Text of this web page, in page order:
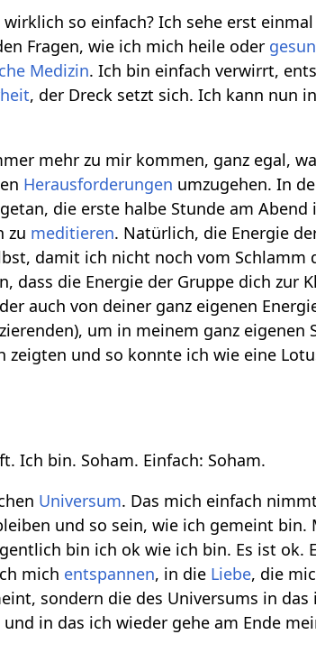
so einfach? Ich sehe erst
Fragen, wie ich mich heile oder
Medizin. Ich bin einfach verwirrt,
, der Dreck setzt sich. Ich kann nun
mehr zu mir kommen, ganz egal,
Herausforderungen umzugehen. In
die erste halbe Stunde am Abend
zu meditieren. Natürlich, die Energie
damit ich nicht noch vom Schlamm
dass die Energie der Gruppe dich zur
auch von deiner ganz eigenen
um in meinem ganz eigenen
zeigten und so konnte ich wie eine
Ich bin. Soham. Einfach: Soham.
Universum. Das mich einfach
und so sein, wie ich gemeint
bin ich ok wie ich bin. Es ist ok.
mich entspannen, in die Liebe, die
sondern die des Universums in
in das ich wieder gehe am Ende